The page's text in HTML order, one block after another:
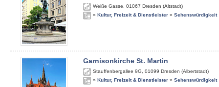
Weiße Gasse 01067 Dresden (Altstadt)
» Kultur, Freizeit & Dienstleister » Sehenswürdigkeit
Garnisonkirche St. Martin
Stauffenbergallee 9G 01099 Dresden (Albertstadt)
» Kultur, Freizeit & Dienstleister » Sehenswürdigkeit